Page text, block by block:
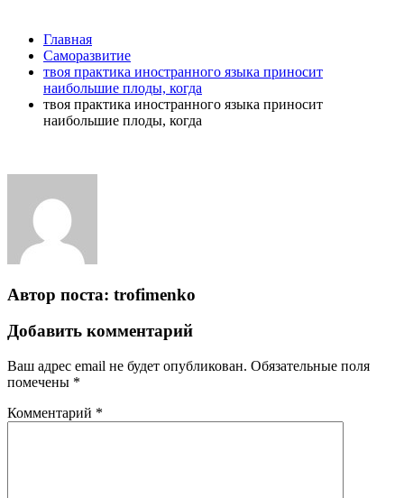
Главная
Саморазвитие
твоя практика иностранного языка приносит
наибольшие плоды, когда
твоя практика иностранного языка приносит
наибольшие плоды, когда
Автор поста: trofimenko
Добавить комментарий
Ваш адрес email не будет опубликован. Обязательные поля
помечены *
Комментарий *